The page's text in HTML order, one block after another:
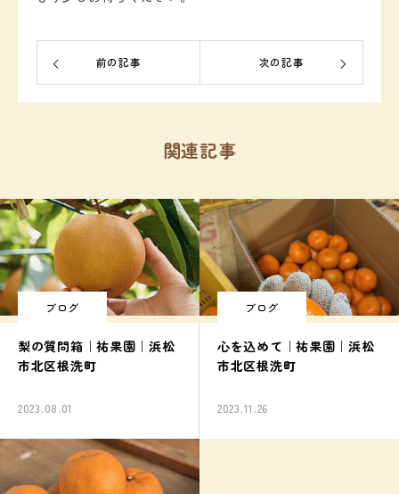
前の記事 次の記事
関連記事
ブログ
梨の質問箱｜祐果園｜浜松
市北区根洗町
2023.08.01
ブログ
心を込めて｜祐果園｜浜松
市北区根洗町
2023.11.26